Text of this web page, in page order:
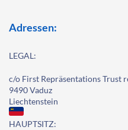
Adressen:
LEGAL:
c/o First Repräsentations Trust
9490 Vaduz
Liechtenstein
HAUPTSITZ: